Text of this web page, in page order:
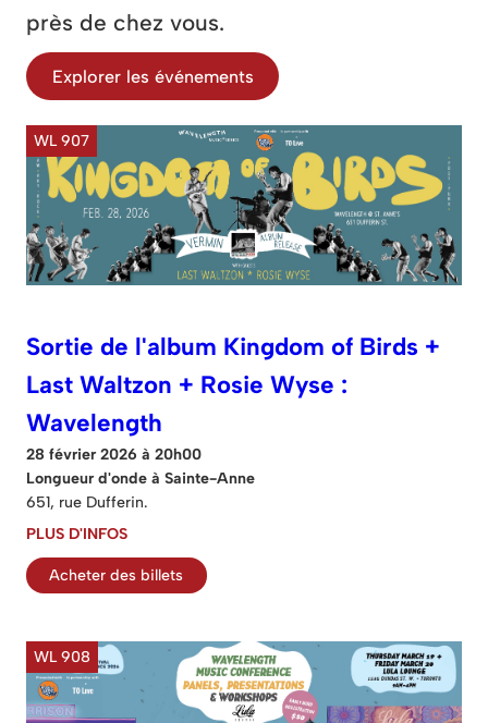
près de chez vous.
Explorer les événements
WL 907
Sortie de l'album Kingdom of Birds +
Last Waltzon + Rosie Wyse :
Wavelength
28 février 2026 à 20h00
Longueur d'onde à Sainte-Anne
651, rue Dufferin.
PLUS D'INFOS
Acheter des billets
WL 908